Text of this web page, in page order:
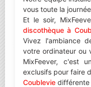
vous toute la
Et le soir,
discothèque à
Vivez l'ambiance
votre ordinateur ou
MixFeever, c'est
exclusifs pour faire
Coublevie différente